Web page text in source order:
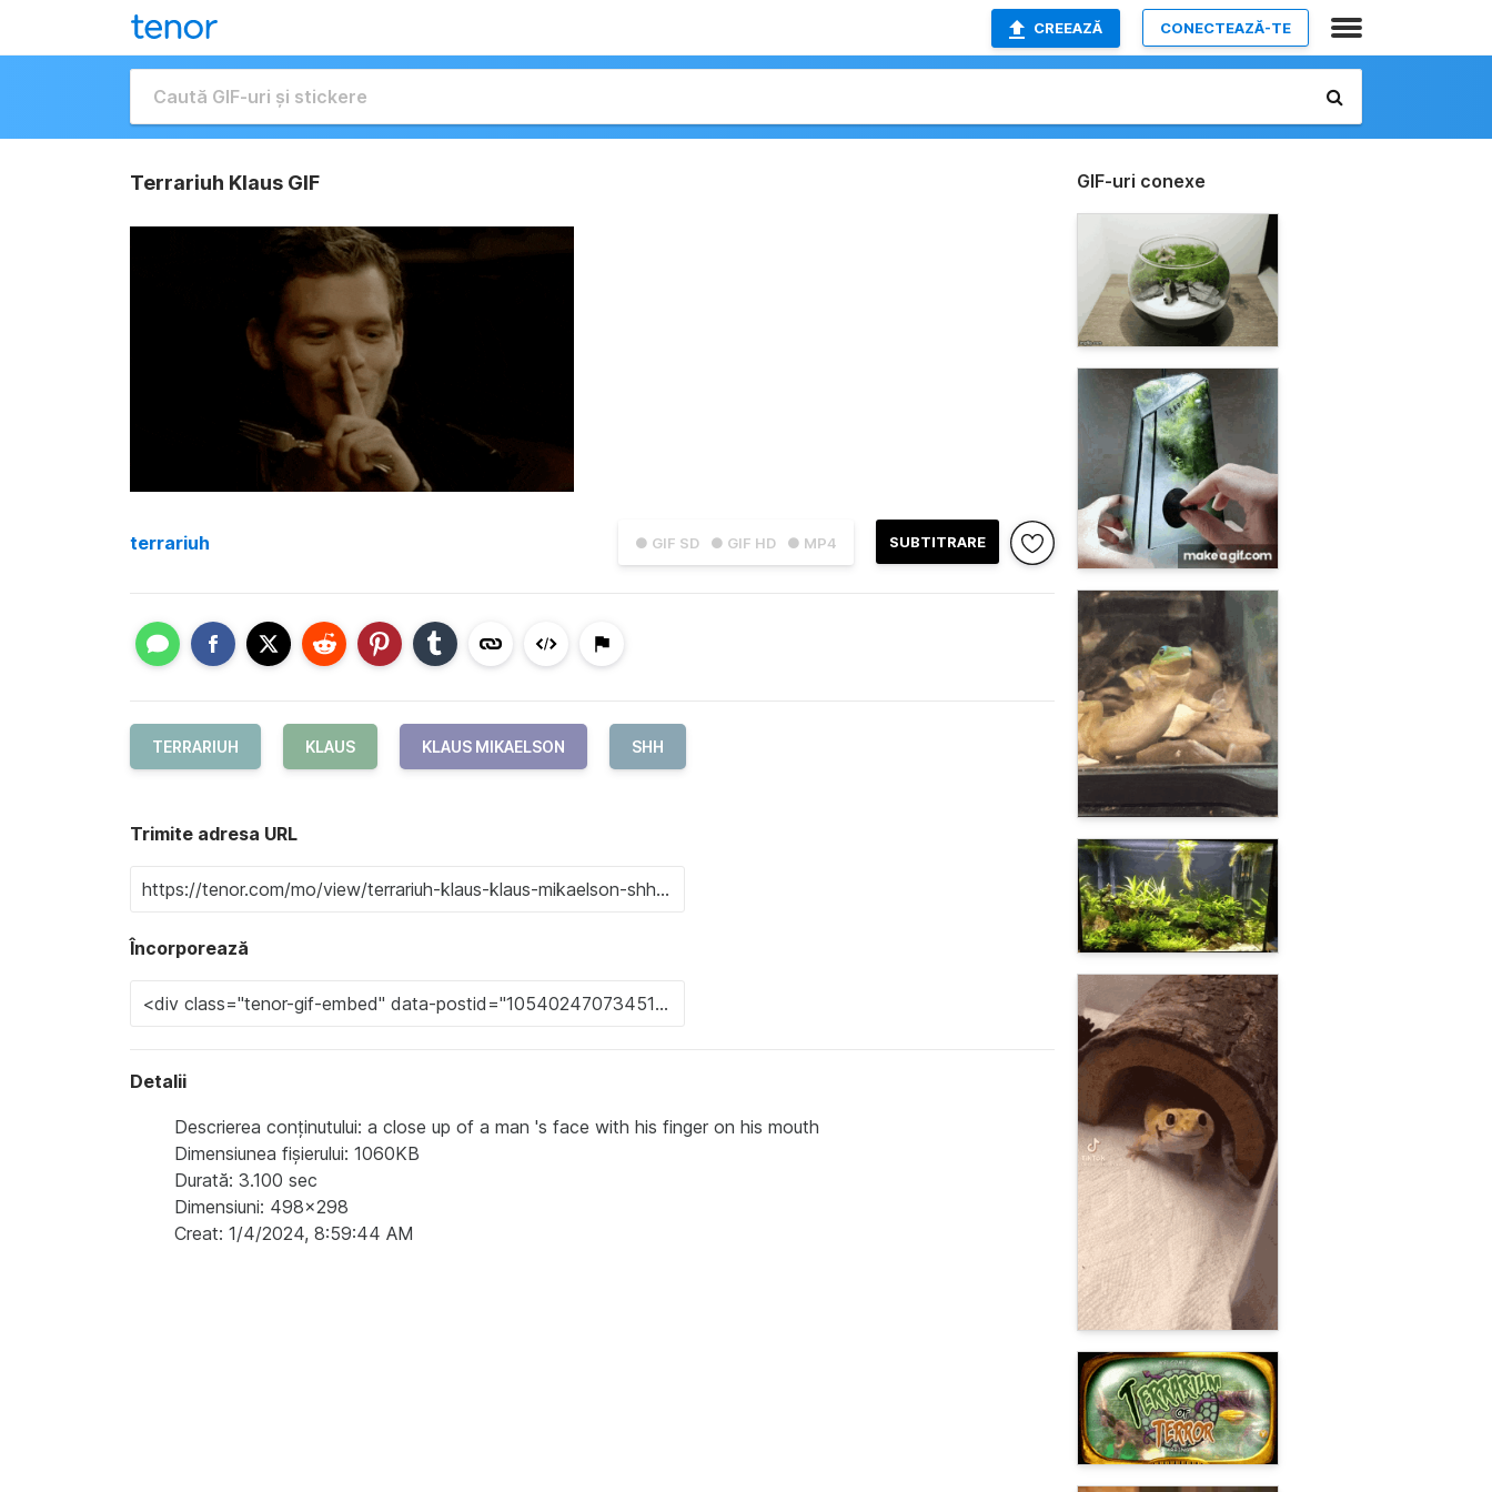
CREEAZĂ CONECTEAZĂ-TE
Terrariuh Klaus GIF
● GIF SD ● GIF HD ● MP4 SUBTITRARE
terrariuh
TERRARIUH KLAUS KLAUS MIKAELSON SHH
Trimite adresa URL
Încorporează
Detalii
Descrierea conținutului: a close up of a man 's face with his finger on his mouth
Dimensiunea fișierului: 1060KB
Durată: 3.100 sec
Dimensiuni: 498x298
Creat: 1/4/2024, 8:59:44 AM
GIF-uri conexe